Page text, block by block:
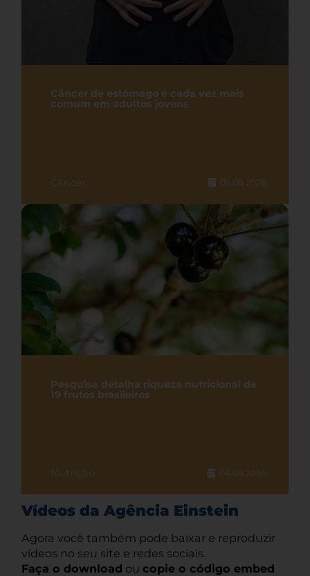
Câncer de estômago é cada vez mais
comum em adultos jovens
Câncer 05.08.2026
Pesquisa detalha riqueza nutricional de
19 frutos brasileiros
Nutrição 04.08.2026
Vídeos da Agência Einstein
Agora você também pode baixar e reproduzir
vídeos no seu site e redes sociais.
Faça o download ou copie o código embed